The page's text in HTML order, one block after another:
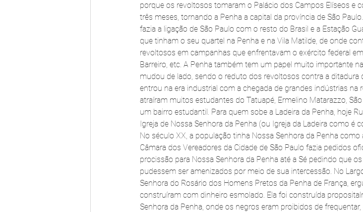
porque os revoltosos tomaram o Palácio dos Campos Elíseos e
três meses, tornando a Penha a capital da província de São
fazia a ligação de São Paulo com o resto do Brasil e a Estação
que tinham o seu quartel na Penha e na Vila Matilde, de onde
revoltosos em campanhas que enfrentavam o exército federal
Barreiro, etc. A Penha também tem um papel muito importante
mudou de lado, sendo o reduto dos revoltosos contra a ditadura
entrou na era industrial com a chegada de grandes indústrias na
atraíram muitos estudantes do Tatuapé, Ermelino Matarazzo,
um bairro estudantil. Para quem sobe a Ladeira da Penha, hoje
Igreja de Nossa Senhora da Penha (ou Igreja da Ladeira como é
No século XX, a população tinha Nossa Senhora da Penha como
Câmara dos Vereadores da Cidade de São Paulo fazia pedidos
procissão para Nossa Senhora da Penha até a Sé pedindo que
pudessem ser amenizados por meio de sua intercessão. No
Senhora do Rosário dos Homens Pretos da Penha de França,
construíram com dinheiro esmolado. Ela foi construída
Senhora da Penha, onde os negros eram proibidos de